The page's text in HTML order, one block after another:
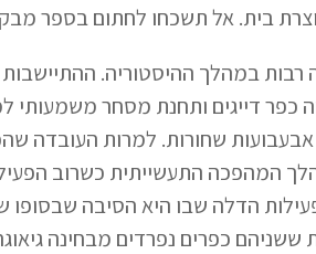
בית. אל תשכחו לחתום בספר
רבות במהלך ההיסטוריה.
שחורות. למרות העובדה
המהפכה התעשייתית כשרוב
הדלה שבו היא הסיבה
כפרים נפרדים מבחינה